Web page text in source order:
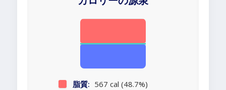
脂質: 567 cal (48.7%)